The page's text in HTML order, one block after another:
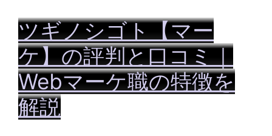
ー
ツギノシゴト【マー
ケ】の評判と口コミ｜
Webマーケ職の特徴を
解説